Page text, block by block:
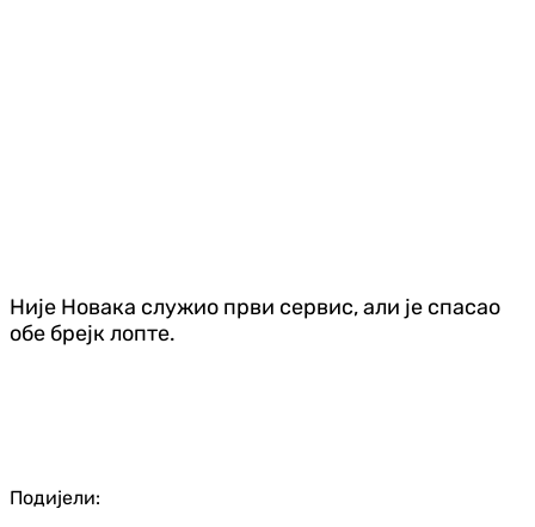
Није Новака служио први сервис, али је спасао
обе брејк лопте.
Подијели: